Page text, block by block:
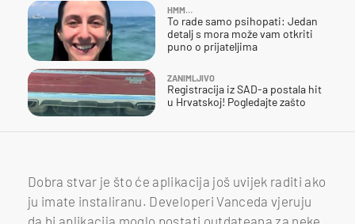
HMM…
To rade samo psihopati: Jedan
detalj s mora može vam otkriti
puno o prijateljima
ZANIMLJIVO
Registracija iz SAD-a postala hit
u Hrvatskoj! Pogledajte zašto
Dobra stvar je što će aplikacija još uvijek raditi ako
ju imate instaliranu. Developeri Vanceda vjeruju
da bi aplikacija moglo postati outdateana za neke